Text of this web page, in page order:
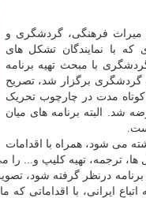
میراث فرهنگی، گردشگری و
با نمایندگان تشکل های
با مبحث تهیه برنامه
گردشگری برگزار شد، تصریح
کوتاه مدت در چارچوب تحریک
شد. البته برنامه های میان
می شود، همراه با اقدامات
ترجمه، تهیه کلیپ و... را
برنامه درنظر گرفته شود،
ایرانی، با اقداماتی